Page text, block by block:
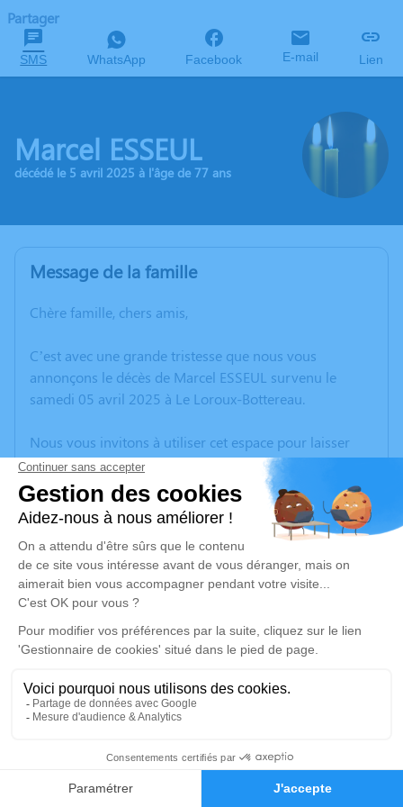
Faire-part Hommages
Partager
SMS WhatsApp Facebook E-mail Lien
Marcel ESSEUL
décédé le 5 avril 2025 à l'âge de 77 ans
Message de la famille
Chère famille, chers amis,
C’est avec une grande tristesse que nous vous
annonçons le décès de Marcel ESSEUL survenu le
samedi 05 avril 2025 à Le Loroux-Bottereau.
Nous vous invitons à utiliser cet espace pour laisser
vos condoléances, partager des photos souvenirs, une
anecdote ou exprimer vos pensées à travers des
poèmes ou des textes. Cet endroit est un lieu
d'expression dédié à honorer la mémoire de Marcel
ESSEUL.
Un service de plantation d’arbre hommage est
disponible ici.
Je rends hommage
Cérémonie religieuse
Église de Le Loroux-Bottereau
44430 Le Loroux-Bottereau